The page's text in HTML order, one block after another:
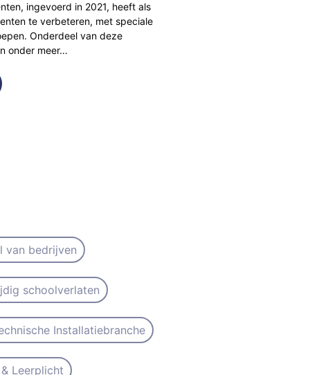
ingevoerd in 2021, heeft als
te verbeteren, met speciale
Onderdeel van deze
onder meer…
van bedrijven
schoolverlaten
Installatiebranche
Leerplicht